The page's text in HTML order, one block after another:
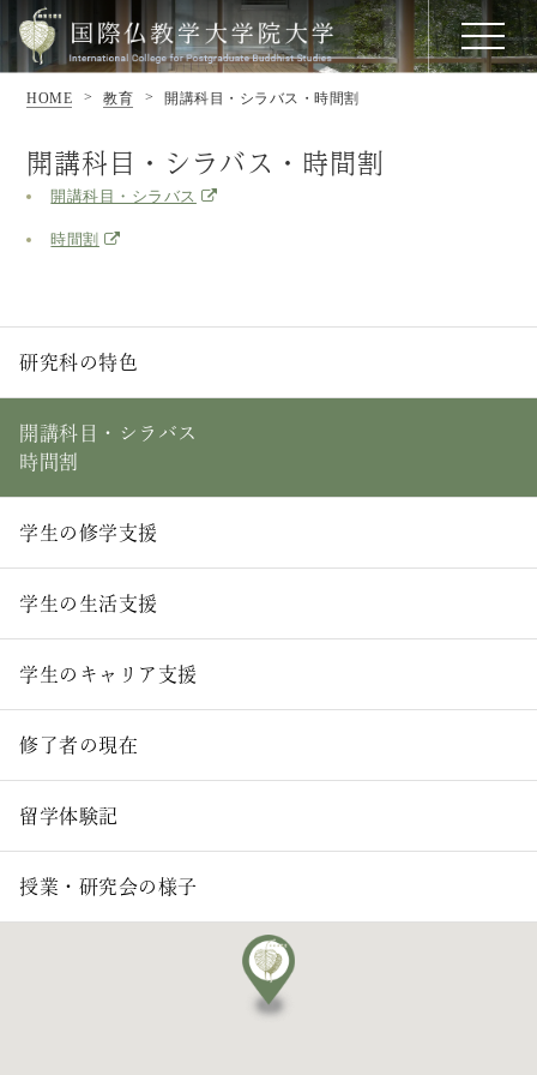
HOME 教育 開講科目・シラバス・時間割
開講科目・シラバス・時間割
開講科目・シラバス
時間割
研究科の特色
開講科目・シラバス
時間割
学生の修学支援
学生の生活支援
学生のキャリア支援
修了者の現在
留学体験記
授業・研究会の様子